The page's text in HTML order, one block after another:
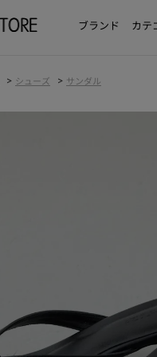
ブランド カテ
> シューズ > サンダル